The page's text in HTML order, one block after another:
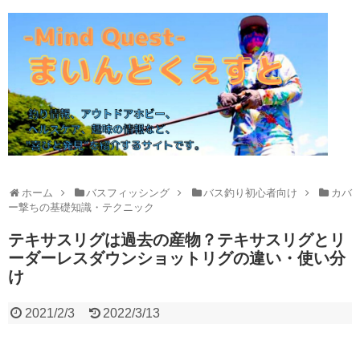
ホーム バスフィッシング バス釣り初心者向け
カバ
ー撃ちの基礎知識・テクニック
テキサスリグは過去の産物？テキサスリグとリ
ーダーレスダウンショットリグの違い・使い分
け
2021/2/3 2022/3/13